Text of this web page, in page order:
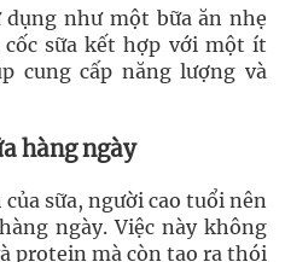
dụng như một bữa ăn nhẹ
sữa kết hợp với một ít
cung cấp năng lượng và
hàng ngày
sữa, người cao tuổi nên
ngày. Việc này không
protein mà còn tạo ra thói